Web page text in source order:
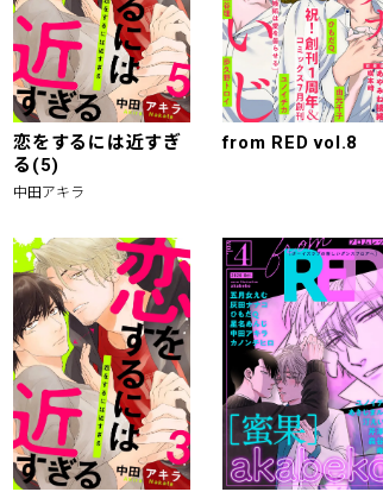
恋をするには近すぎ
る(5)
中田アキラ
from RED vol.8